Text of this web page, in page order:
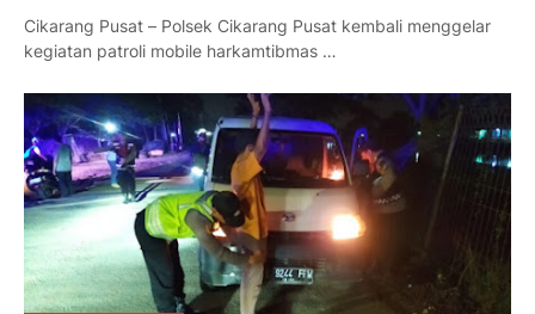
Cikarang Pusat – Polsek Cikarang Pusat kembali menggelar
kegiatan patroli mobile harkamtibmas …